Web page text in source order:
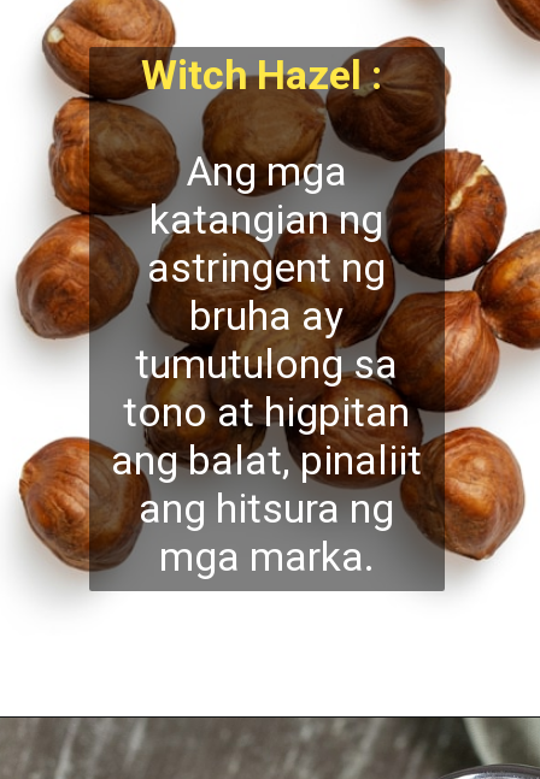
Witch Hazel :
Ang mga
katangian ng
astringent ng
bruha ay
tumutulong sa
tono at higpitan
ang balat, pinaliit
ang hitsura ng
mga marka.